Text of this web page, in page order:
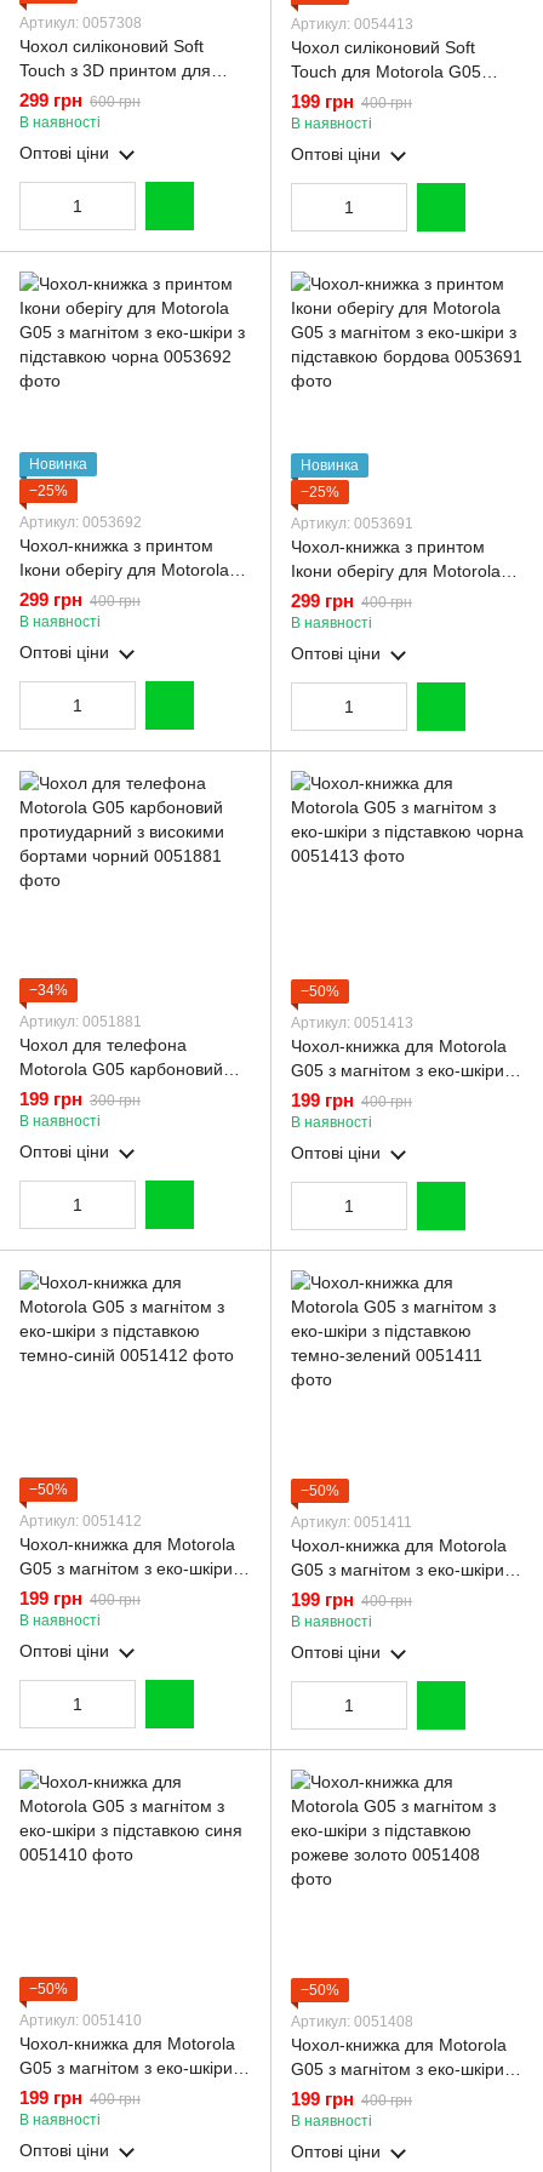
Артикул: 0057308
Чохол силіконовий Soft
Touch з 3D принтом для
Motorola G05 малиновий
(Повний захист камери)
299 грн 600 грн
В наявності
Оптові ціни
Артикул: 0054413
Чохол силіконовий Soft
Touch для Motorola G05
малиновий (Повний захист
камери)
199 грн 400 грн
В наявності
Оптові ціни
Новинка
−25%
Артикул: 0053692
Чохол-книжка з принтом
Ікони оберігу для Motorola
G05 з магнітом з еко-шкіри з
підставкою чорна
299 грн 400 грн
В наявності
Оптові ціни
Новинка
−25%
Артикул: 0053691
Чохол-книжка з принтом
Ікони оберігу для Motorola
G05 з магнітом з еко-шкіри з
підставкою бордова
299 грн 400 грн
В наявності
Оптові ціни
−34%
Артикул: 0051881
Чохол для телефона
Motorola G05 карбоновий
протиударний з високими
бортами чорний
199 грн 300 грн
В наявності
Оптові ціни
−50%
Артикул: 0051413
Чохол-книжка для Motorola
G05 з магнітом з еко-шкіри з
підставкою чорна
199 грн 400 грн
В наявності
Оптові ціни
−50%
Артикул: 0051412
Чохол-книжка для Motorola
G05 з магнітом з еко-шкіри з
підставкою темно-синій
199 грн 400 грн
В наявності
Оптові ціни
−50%
Артикул: 0051411
Чохол-книжка для Motorola
G05 з магнітом з еко-шкіри з
підставкою темно-зелений
199 грн 400 грн
В наявності
Оптові ціни
−50%
Артикул: 0051410
Чохол-книжка для Motorola
G05 з магнітом з еко-шкіри з
підставкою синя
199 грн 400 грн
В наявності
Оптові ціни
−50%
Артикул: 0051408
Чохол-книжка для Motorola
G05 з магнітом з еко-шкіри з
підставкою рожеве золото
199 грн 400 грн
В наявності
Оптові ціни